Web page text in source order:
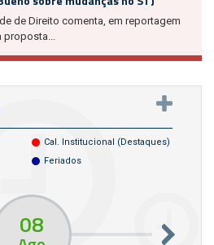
de Direito comenta, em reportagem
proposta...
Cal. Institucional (destaques)
Feriados
08